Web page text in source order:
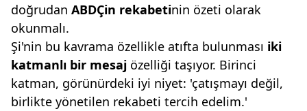
doğrudan ABDÇin rekabetinin özeti olarak
okunmalı.
Şi'nin bu kavrama özellikle atıfta bulunması iki
katmanlı bir mesaj özelliği taşıyor. Birinci
katman, görünürdeki iyi niyet: 'çatışmayı değil,
birlikte yönetilen rekabeti tercih edelim.'